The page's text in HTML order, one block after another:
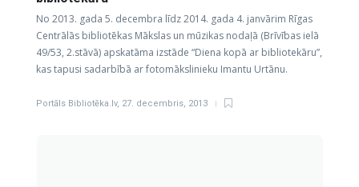
No 2013. gada 5. decembra līdz 2014. gada 4. janvārim Rīgas
Centrālās bibliotēkas Mākslas un mūzikas nodaļā (Brīvības ielā
49/53, 2.stāvā) apskatāma izstāde “Diena kopā ar bibliotekāru”,
kas tapusi sadarbībā ar fotomākslinieku Imantu Urtānu.
Portāls Bibliotēka.lv, 27. decembris, 2013